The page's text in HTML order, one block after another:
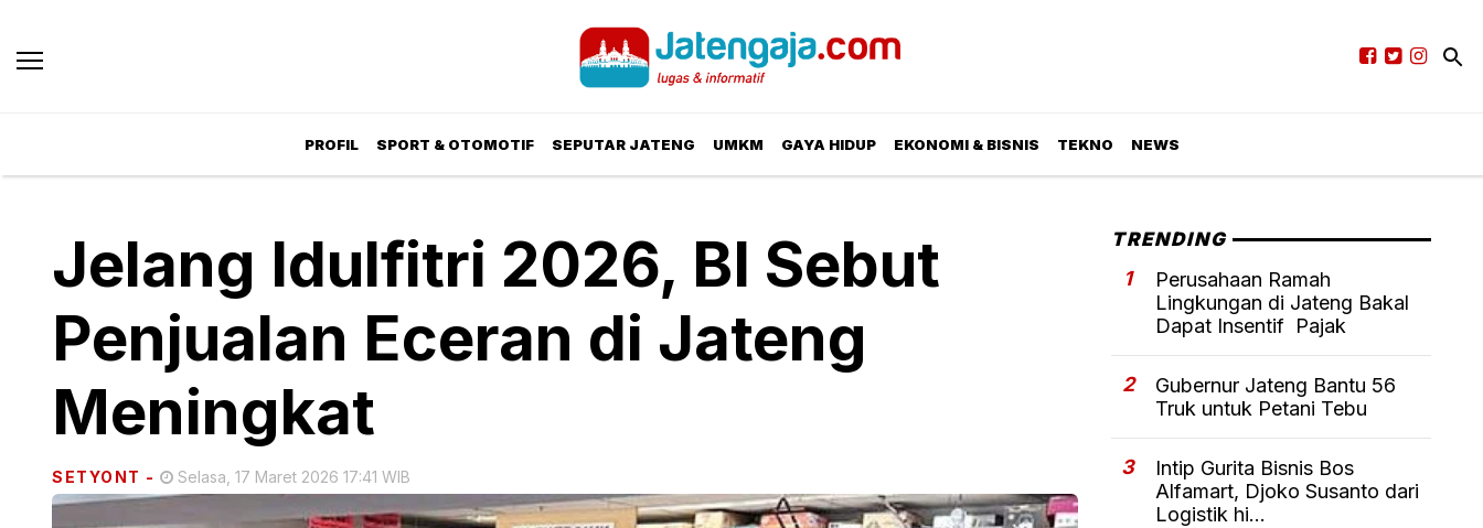
PROFIL SPORT & OTOMOTIF SEPUTAR JATENG UMKM GAYA HIDUP EKONOMI & BISNIS TEKNO NEWS
Jelang Idulfitri 2026, BI Sebut
Penjualan Eceran di Jateng
Meningkat
SETYONT - Selasa, 17 Maret 2026 17:41 WIB
TRENDING
1
Perusahaan Ramah
Lingkungan di Jateng Bakal
Dapat Insentif Pajak
2
Gubernur Jateng Bantu 56
Truk untuk Petani Tebu
3
Intip Gurita Bisnis Bos
Alfamart, Djoko Susanto dari
Logistik hi...